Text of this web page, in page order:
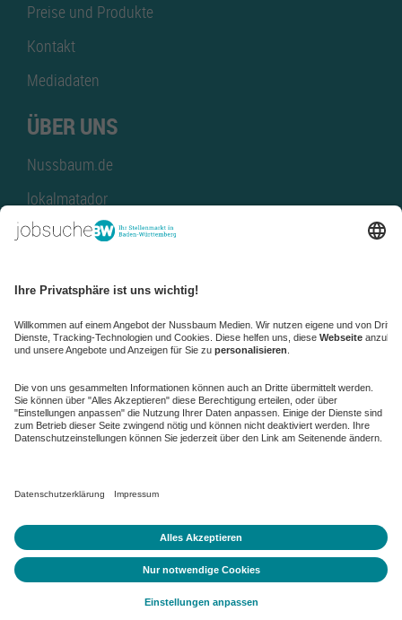
Preise und Produkte
Kontakt
Mediadaten
ÜBER UNS
Nussbaum.de
lokalmatador
kaufinBW
NussbaumID
Nussbaum Medien
de.jobble.org
Datenschutz
Datenschutz-Einstellungen ändern
Impressum